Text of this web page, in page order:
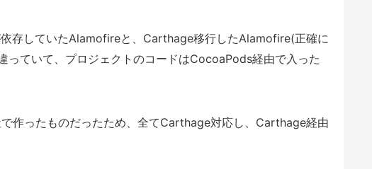
存していたAlamofireと、Carthage移行したAlamofire(正確に
ていて、プロジェクトのコードはCocoaPods経由で入った
作ったものだったため、全てCarthage対応し、Carthage経由